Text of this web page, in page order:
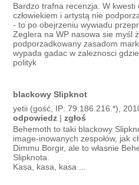
Bardzo trafna recenzja. W
człowiekiem i artystą nie
- to po obejrzeniu wywiadu
Zeglera na WP nasowa sie myśl
podporzadkowany zasadom
wypada gadac w zaleznosci
polityk
blackowy Slipknot
yetii (gość, IP: 79.186.216.*),
odpowiedz |zgłoś
Behemoth to taki blackowy
image-inowanych zespołów, jak
Dimmu Borgir, ale to własnie
Slipknota.
Kasa, kasa, kasa ...